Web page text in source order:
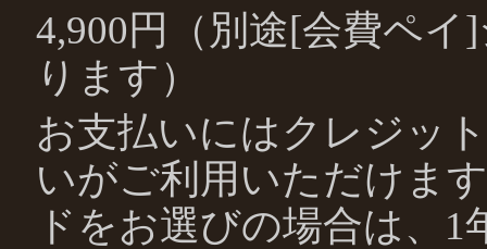
4,900円（別途[会費ペ
ります）
お支払いにはクレジッ
いがご利用いただけま
ドをお選びの場合は、